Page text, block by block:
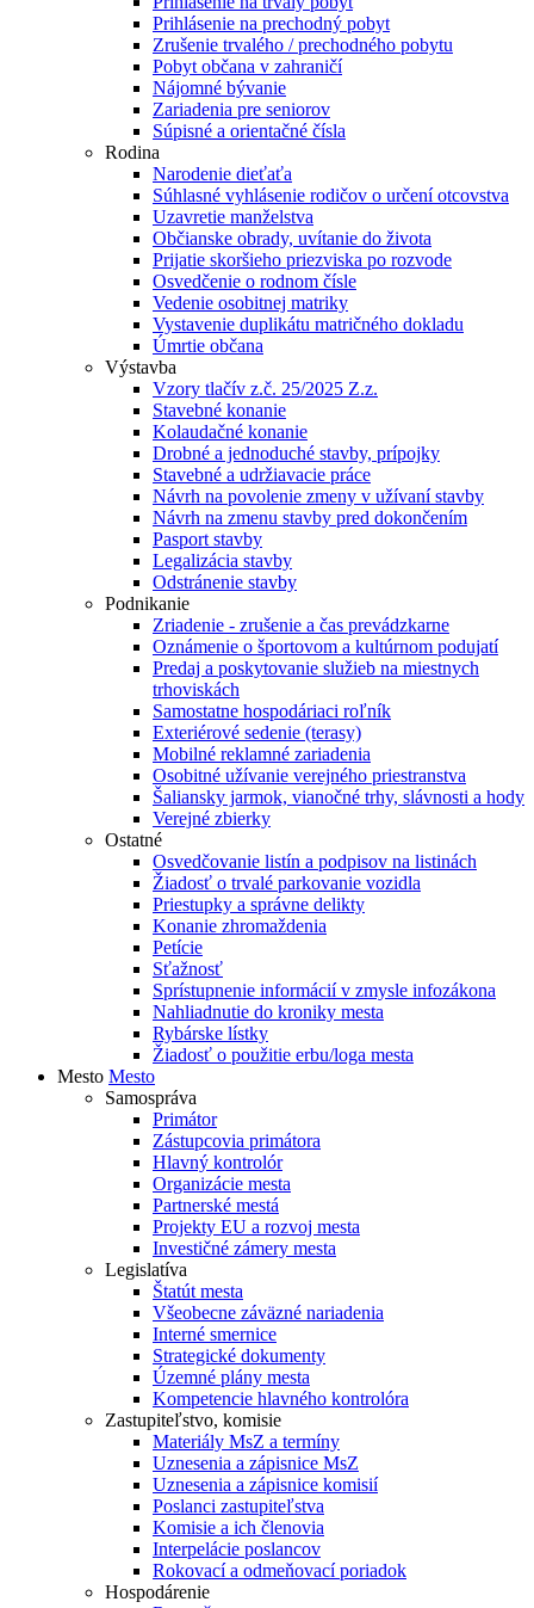
Prihlásenie na prechodný pobyt
Zrušenie trvalého / prechodného pobytu
Pobyt občana v zahraničí
Nájomné bývanie
Zariadenia pre seniorov
Súpisné a orientačné čísla
Rodina
Narodenie dieťaťa
Súhlasné vyhlásenie rodičov o určení otcovstva
Uzavretie manželstva
Občianske obrady, uvítanie do života
Prijatie skoršieho priezviska po rozvode
Osvedčenie o rodnom čísle
Vedenie osobitnej matriky
Vystavenie duplikátu matričného dokladu
Úmrtie občana
Výstavba
Vzory tlačív z.č. 25/2025 Z.z.
Stavebné konanie
Kolaudačné konanie
Drobné a jednoduché stavby, prípojky
Stavebné a udržiavacie práce
Návrh na povolenie zmeny v užívaní stavby
Návrh na zmenu stavby pred dokončením
Pasport stavby
Legalizácia stavby
Odstránenie stavby
Podnikanie
Zriadenie - zrušenie a čas prevádzkarne
Oznámenie o športovom a kultúrnom podujatí
Predaj a poskytovanie služieb na miestnych
trhoviskách
Samostatne hospodáriaci roľník
Exteriérové sedenie (terasy)
Mobilné reklamné zariadenia
Osobitné užívanie verejného priestranstva
Šaliansky jarmok, vianočné trhy, slávnosti a hody
Verejné zbierky
Ostatné
Osvedčovanie listín a podpisov na listinách
Žiadosť o trvalé parkovanie vozidla
Priestupky a správne delikty
Konanie zhromaždenia
Petície
Sťažnosť
Sprístupnenie informácií v zmysle infozákona
Nahliadnutie do kroniky mesta
Rybárske lístky
Žiadosť o použitie erbu/loga mesta
Mesto Mesto
Samospráva
Primátor
Zástupcovia primátora
Hlavný kontrolór
Organizácie mesta
Partnerské mestá
Projekty EU a rozvoj mesta
Investičné zámery mesta
Legislatíva
Štatút mesta
Všeobecne záväzné nariadenia
Interné smernice
Strategické dokumenty
Územné plány mesta
Kompetencie hlavného kontrolóra
Zastupiteľstvo, komisie
Materiály MsZ a termíny
Uznesenia a zápisnice MsZ
Uznesenia a zápisnice komisií
Poslanci zastupiteľstva
Komisie a ich členovia
Interpelácie poslancov
Rokovací a odmeňovací poriadok
Hospodárenie